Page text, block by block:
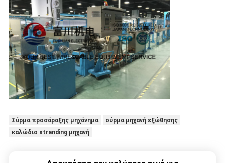
Σύρμα προσάραξης μηχάνημα
σύρμα μηχανή εξώθησης
καλώδιο stranding μηχανή